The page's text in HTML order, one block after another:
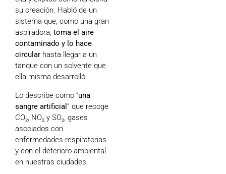
su creación. Habló de un
sistema que, como una gran
aspiradora, toma el aire
contaminado y lo hace
circular hasta llegar a un
tanque con un solvente que
ella misma desarrolló.
Lo describe como “una
sangre artificial ” que recoge
CO₂, NO₂ y SO₂, gases
asociados con
enfermedades respiratorias
y con el deterioro ambiental
en nuestras ciudades.